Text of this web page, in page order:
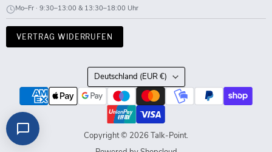
Mo–Fr · 9:30–13:00 & 13:30–18:00 Uhr
VERTRAG WIDERRUFEN
Land
Deutschland (EUR €)
Copyright © 2026 Talk-Point.